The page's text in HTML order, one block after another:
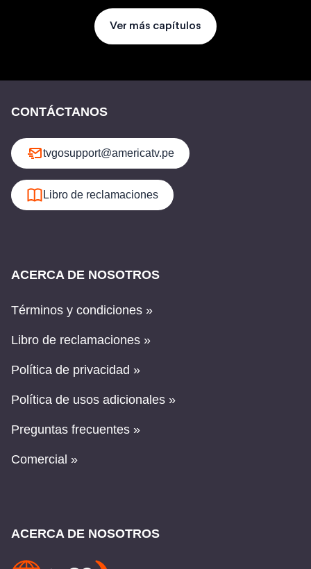
Ver más capítulos
CONTÁCTANOS
tvgosupport@americatv.pe
Libro de reclamaciones
ACERCA DE NOSOTROS
Términos y condiciones »
Libro de reclamaciones »
Política de privacidad »
Política de usos adicionales »
Preguntas frecuentes »
Comercial »
ACERCA DE NOSOTROS